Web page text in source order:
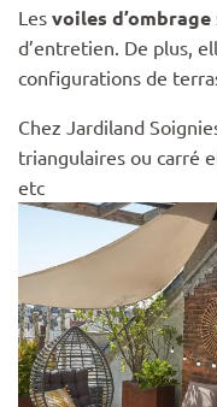
Les voiles d’ombrage
d’entretien. De plus,
configurations de
Chez Jardiland
triangulaires ou carré
etc